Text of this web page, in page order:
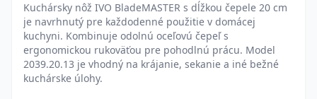
Kuchársky nôž IVO BladeMASTER s dĺžkou čepele 20 cm
je navrhnutý pre každodenné použitie v domácej
kuchyni. Kombinuje odolnú oceľovú čepeľ s
ergonomickou rukoväťou pre pohodlnú prácu. Model
2039.20.13 je vhodný na krájanie, sekanie a iné bežné
kuchárske úlohy.